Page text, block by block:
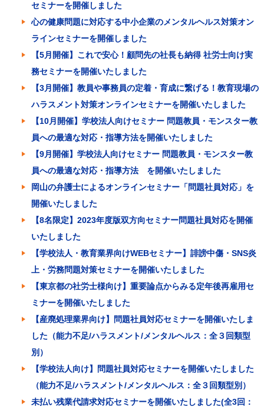
セミナーを開催しました
心の健康問題に対応する中小企業のメンタルヘルス対策オン
ラインセミナーを開催しました
【5月開催】これで安心！顧問先の社長も納得 社労士向け実
務セミナーを開催いたしました
【3月開催】教員や事務員の定着・育成に繋げる！教育現場の
ハラスメント対策オンラインセミナーを開催いたしました
【10月開催】学校法人向けセミナー 問題教員・モンスター教
員への最適な対応・指導方法を開催いたしました
【9月開催】学校法人向けセミナー 問題教員・モンスター教
員への最適な対応・指導方法 を開催いたしました
岡山の弁護士によるオンラインセミナー「問題社員対応」を
開催いたしました
【8名限定】2023年度版双方向セミナー問題社員対応を開催
いたしました
【学校法人・教育業界向けWEBセミナー】誹謗中傷・SNS炎
上・労務問題対策セミナーを開催いたしました
【東京都の社労士様向け】重要論点からみる定年後再雇用セ
ミナーを開催いたしました
【産廃処理業界向け】問題社員対応セミナーを開催いたしま
した（能力不足/ハラスメント/メンタルヘルス：全３回類型
別）
【学校法人向け】問題社員対応セミナーを開催いたしました
（能力不足/ハラスメント/メンタルヘルス：全３回類型別）
未払い残業代請求対応セミナーを開催いたしました(全3回：